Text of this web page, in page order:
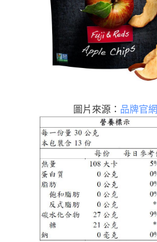
圖片來源： 品牌官網